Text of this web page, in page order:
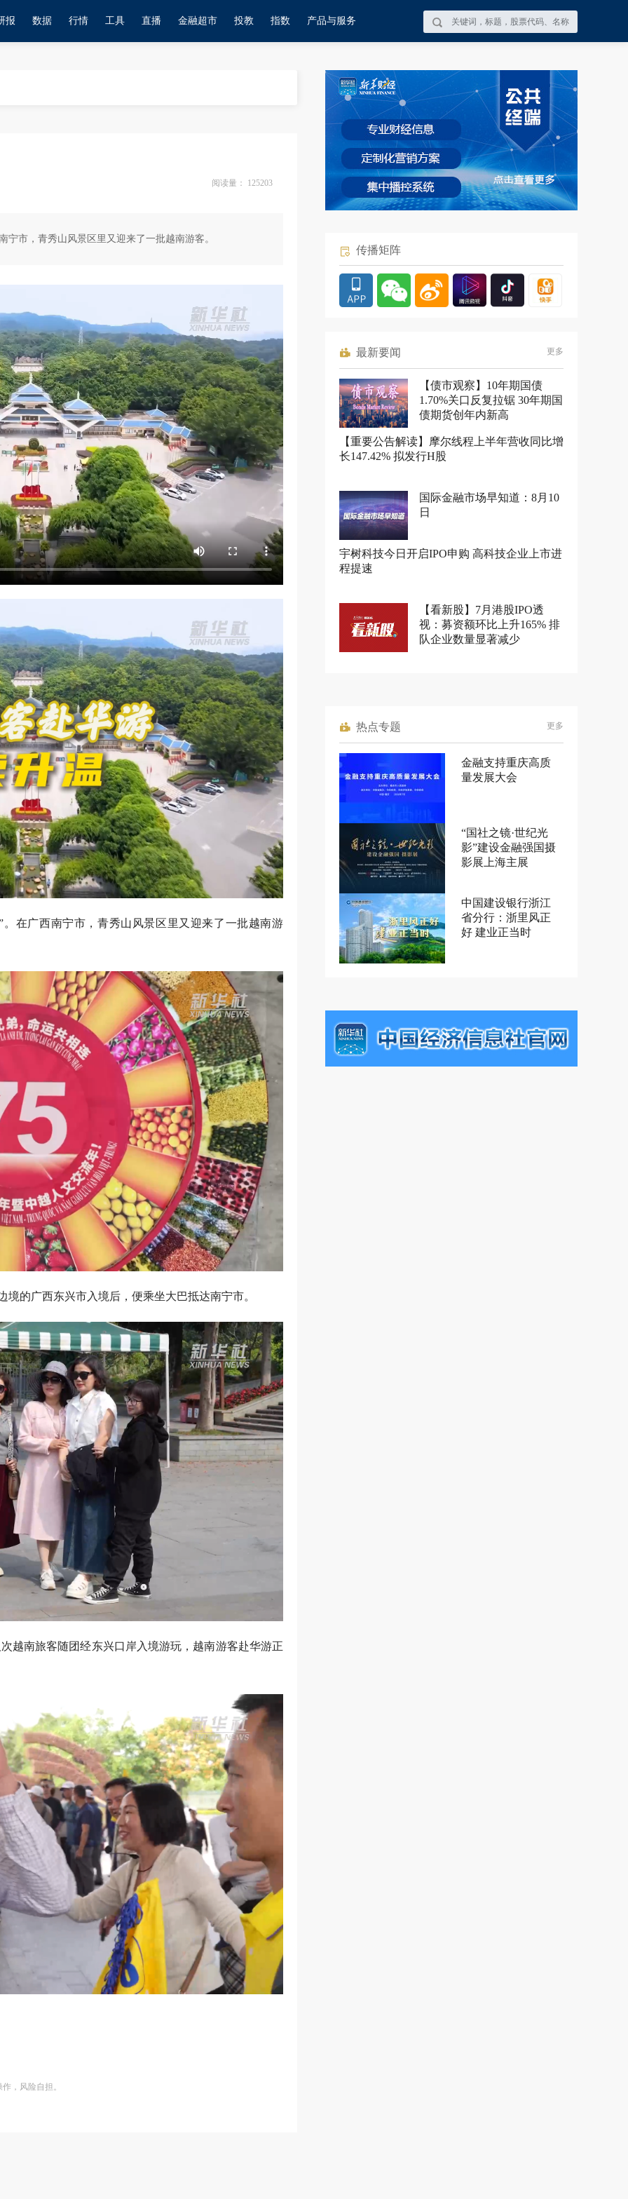
报 数据 行情 工具 直播 金融超市 投教 指数 产品与服务
阅读量： 125203
宁市，青秀山风景区里又迎来了一批越南游客。
。在广西南宁市，青秀山风景区里又迎来了一批越南游
的广西东兴市入境后，便乘坐大巴抵达南宁市。
越南旅客随团经东兴口岸入境游玩，越南游客赴华游正
，风险自担。
传播矩阵
最新要闻 更多
【债市观察】10年期国债
1.70%关口反复拉锯 30年期国
债期货创年内新高
【重要公告解读】摩尔线程上半年营收同比增
长147.42% 拟发行H股
国际金融市场早知道：8月10
日
宇树科技今日开启IPO申购 高科技企业上市进
程提速
【看新股】7月港股IPO透
视：募资额环比上升165% 排
队企业数量显著减少
热点专题 更多
金融支持重庆高质
量发展大会
“国社之镜·世纪光
影”建设金融强国摄
影展上海主展
中国建设银行浙江
省分行：浙里风正
好 建业正当时